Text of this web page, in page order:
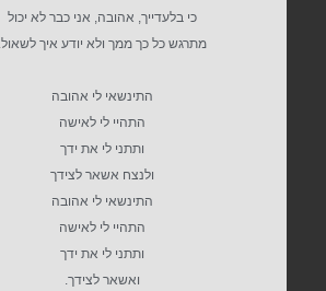
כי בלעדייך, אהובה, אני כבר לא יכול
מתרגש כל כך ממך ולא יודע איך לשאול.
התינשאי לי אהובה
התהיי לי לאישה
ותתני לי את ידך
ולנצח אשאר לצידך
התינשאי לי אהובה
התהיי לי לאישה
ותתני לי את ידך
ואשאר לצידך.